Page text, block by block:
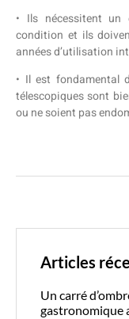
• Ils nécessitent un
condition et ils
années d’utilisation
• Il est fondamental
télescopiques sont
ou ne soient pas
Articles
Un carré
gastronomique